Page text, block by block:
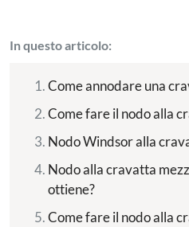
In questo articolo:
Come annodare una
Come fare il nodo alla
Nodo Windsor alla
Nodo alla cravatta
ottiene?
Come fare il nodo alla